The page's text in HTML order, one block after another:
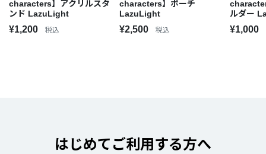
characters】アクリルスタ
ンド LazuLight
¥1,200 税込
characters】ポーチ
LazuLight
¥2,500 税込
ルダー
¥1,000
はじめてご利用する方へ